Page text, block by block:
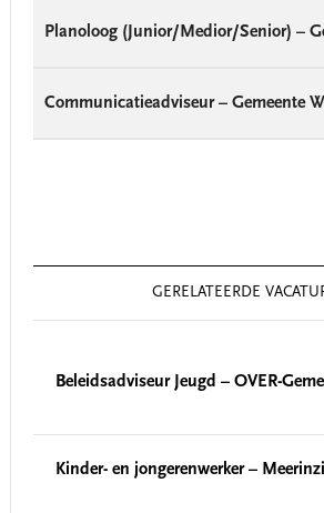
Planoloog (Junior/Medior/Senior) –
Communicatieadviseur – Gemeente
GERELATEERDE
Beleidsadviseur Jeugd – OVER-
Kinder- en jongerenwerker –